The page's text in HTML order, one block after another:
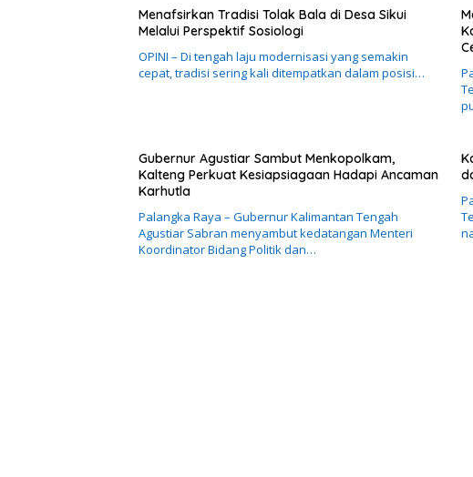
Menafsirkan Tradisi Tolak Bala di Desa Sikui
Melalui Perspektif Sosiologi
OPINI – Di tengah laju modernisasi yang semakin
cepat, tradisi sering kali ditempatkan dalam posisi…
Gubernur Agustiar Sambut Menkopolkam,
Kalteng Perkuat Kesiapsiagaan Hadapi Ancaman
Karhutla
Palangka Raya – Gubernur Kalimantan Tengah
Agustiar Sabran menyambut kedatangan Menteri
Koordinator Bidang Politik dan…